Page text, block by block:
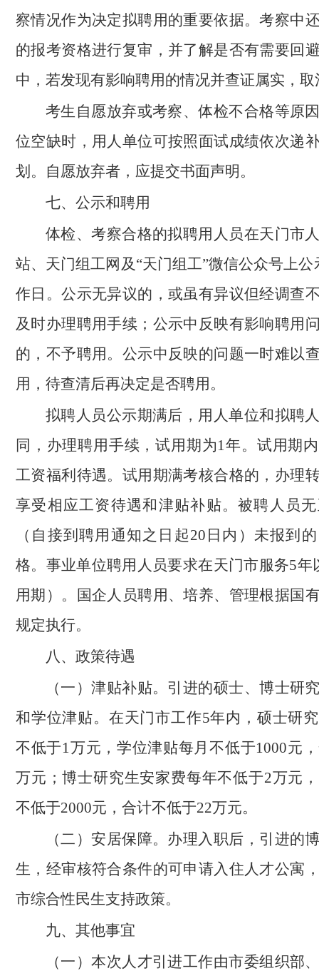
察情况作为决定拟聘用的重要依据。考察中
的报考资格进行复审，并了解是否有需要回
中，若发现有影响聘用的情况并查证属实，
考生自愿放弃或考察、体检不合格等原
位空缺时，用人单位可按照面试成绩依次递
划。自愿放弃者，应提交书面声明。
七、公示和聘用
体检、考察合格的拟聘用人员在天门市
站、天门组工网及“天门组工”微信公众号上
作日。公示无异议的，或虽有异议但经调查
及时办理聘用手续；公示中反映有影响聘用
的，不予聘用。公示中反映的问题一时难以
用，待查清后再决定是否聘用。
拟聘人员公示期满后，用人单位和拟聘
同，办理聘用手续，试用期为1年。试用期
工资福利待遇。试用期满考核合格的，办理
享受相应工资待遇和津贴补贴。被聘人员
（自接到聘用通知之日起20日内）未报到
格。事业单位聘用人员要求在天门市服务5年
用期）。国企人员聘用、培养、管理根据国
规定执行。
八、政策待遇
（一）津贴补贴。引进的硕士、博士研
和学位津贴。在天门市工作5年内，硕士研
不低于1万元，学位津贴每月不低于1000元
万元；博士研究生安家费每年不低于2万元
不低于2000元，合计不低于22万元。
（二）安居保障。办理入职后，引进的
生，经审核符合条件的可申请入住人才公寓
市综合性民生支持政策。
九、其他事宜
（一）本次人才引进工作由市委组织部